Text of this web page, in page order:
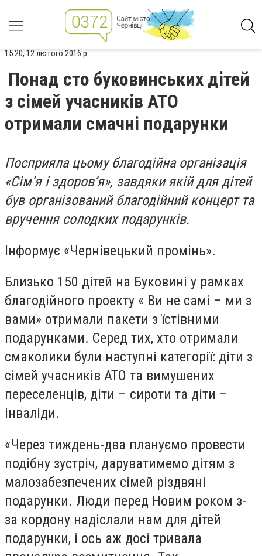
15:20, 12 лютого 2016 р.
Понад сто буковинських дітей
з сімей учасників АТО
отримали смачні подарунки
Посприяла цьому благодійна організація
«Сім’я і здоров’я», завдяки якій для дітей
був організований благодійний концерт та
вручення солодких подарунків.
Інформує «Чернівецький промінь».
Близько 150 дітей на Буковині у рамках
благодійного проекту « Ви не самі – ми з
вами» отримали пакети з їстівними
подарунками. Серед тих, хто отримали
смаколики були наступні категорії: діти з
сімей учасників АТО та вимушених
переселенців, діти – сироти та діти –
інваліди.
«Через тиждень-два плануємо провести
подібну зустріч, даруватимемо дітям з
малозабезпечених сімей різдвяні
подарунки. Люди перед Новим роком з-
за кордону надіслали нам для дітей
подарунки, і ось аж досі тривала